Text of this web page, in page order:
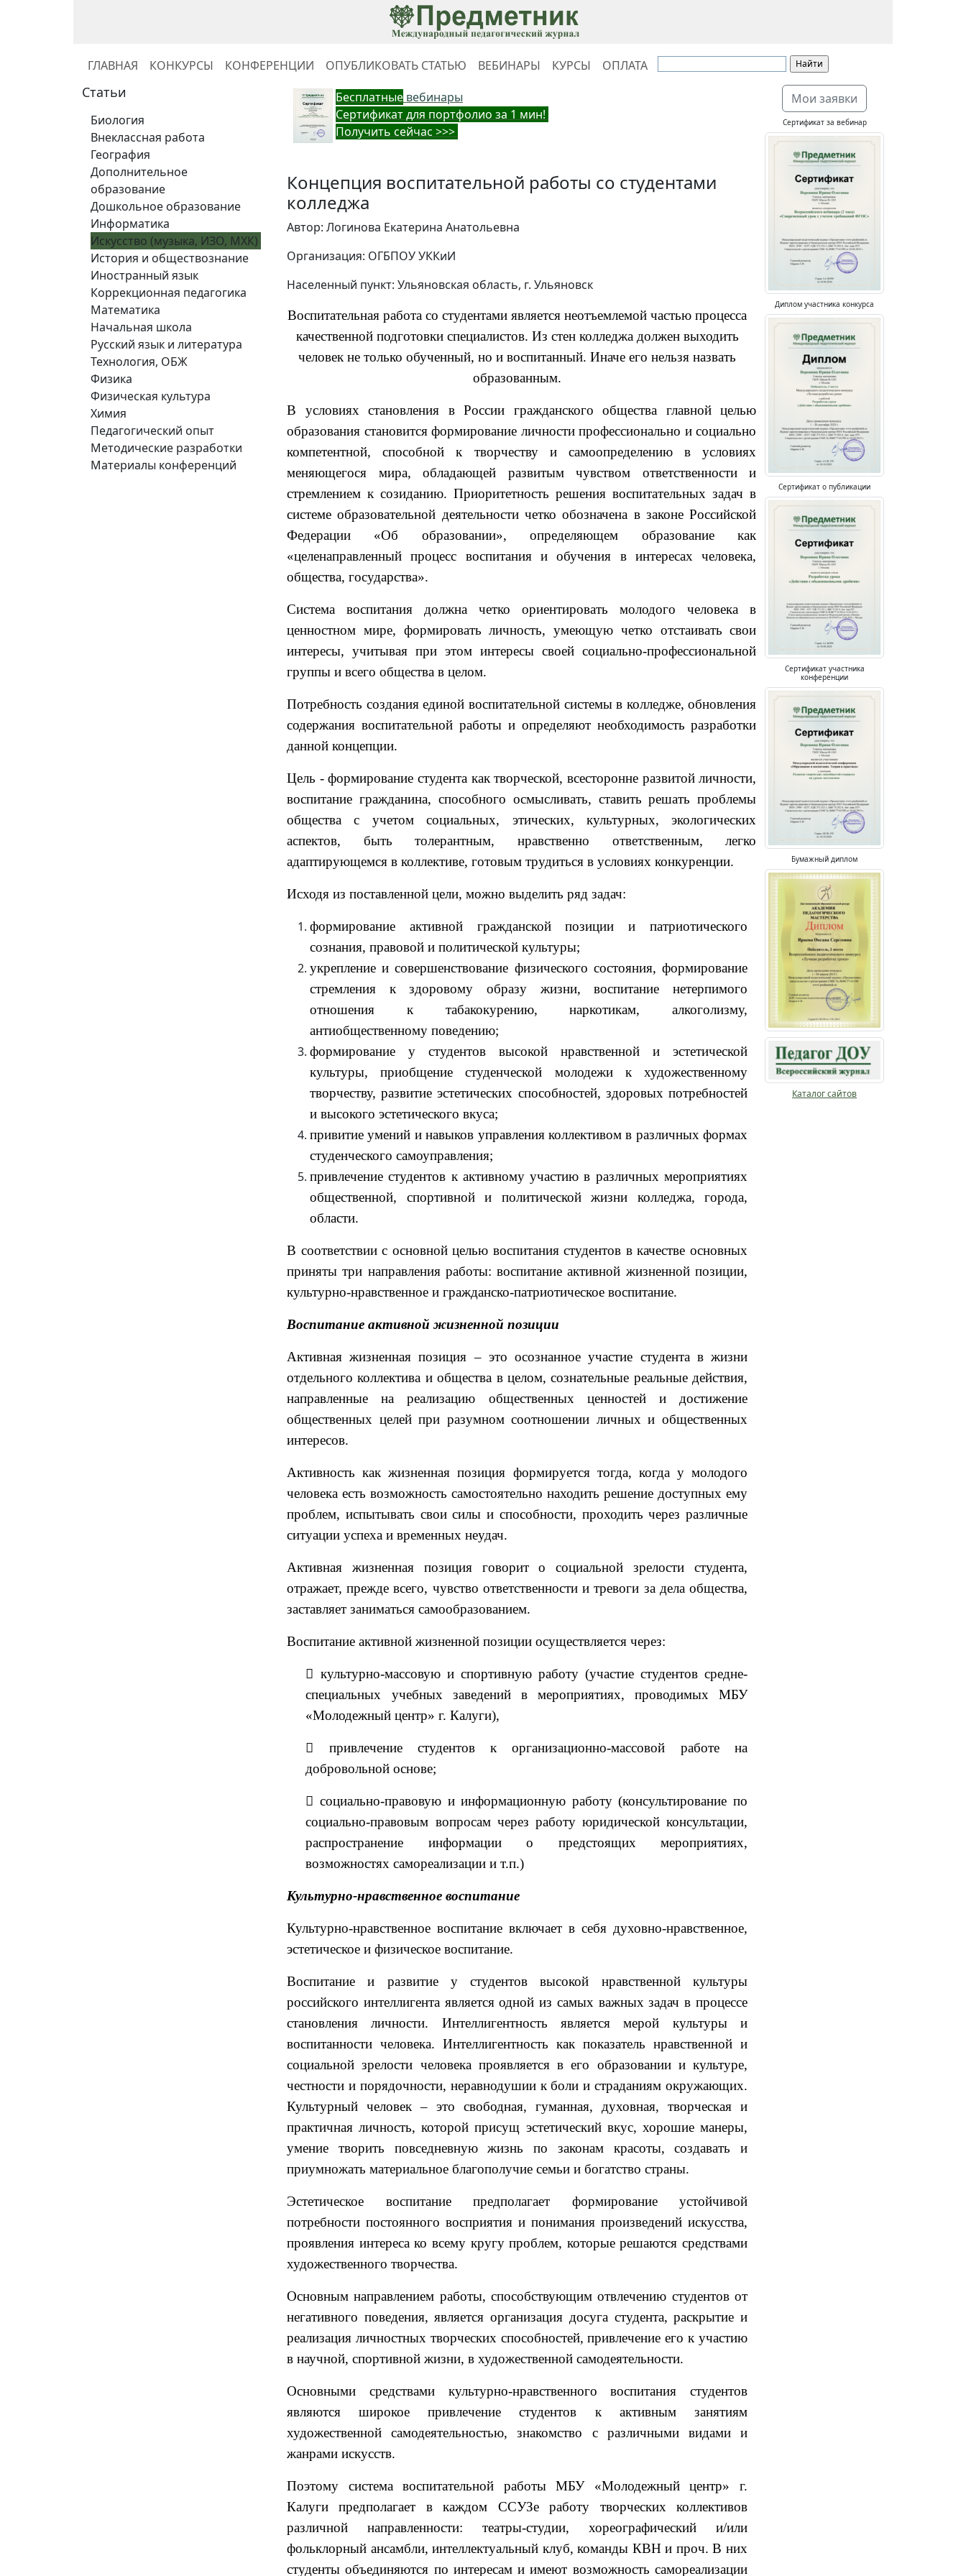
ГЛАВНАЯ КОНКУРСЫ КОНФЕРЕНЦИИ ОПУБЛИКОВАТЬ СТАТЬЮ ВЕБИНАРЫ КУРСЫ ОПЛАТА
Статьи
Биология
Внеклассная работа
География
Дополнительное
образование
Дошкольное образование
Информатика
Искусство (музыка, ИЗО, МХК)
История и обществознание
Иностранный язык
Коррекционная педагогика
Математика
Начальная школа
Русский язык и литература
Технология, ОБЖ
Физика
Физическая культура
Химия
Педагогический опыт
Методические разработки
Материалы конференций
Бесплатные вебинары
Cертификат для портфолио за 1 мин!
Получить сейчас >>>
Концепция воспитательной работы со студентами
колледжа
Автор: Логинова Екатерина Анатольевна
Организация: ОГБПОУ УККиИ
Населенный пункт: Ульяновская область, г. Ульяновск
Воспитательная работа со студентами является неотъемлемой частью процесса
качественной подготовки специалистов. Из стен колледжа должен выходить
человек не только обученный, но и воспитанный. Иначе его нельзя назвать
образованным.
В условиях становления в России гражданского общества главной целью
образования становится формирование личности профессионально и социально
компетентной, способной к творчеству и самоопределению в условиях
меняющегося мира, обладающей развитым чувством ответственности и
стремлением к созиданию. Приоритетность решения воспитательных задач в
системе образовательной деятельности четко обозначена в законе Российской
Федерации «Об образовании», определяющем образование как
«целенаправленный процесс воспитания и обучения в интересах человека,
общества, государства».
Система воспитания должна четко ориентировать молодого человека в
ценностном мире, формировать личность, умеющую четко отстаивать свои
интересы, учитывая при этом интересы своей социально-профессиональной
группы и всего общества в целом.
Потребность создания единой воспитательной системы в колледже, обновления
содержания воспитательной работы и определяют необходимость разработки
данной концепции.
Цель - формирование студента как творческой, всесторонне развитой личности,
воспитание гражданина, способного осмысливать, ставить решать проблемы
общества с учетом социальных, этических, культурных, экологических
аспектов, быть толерантным, нравственно ответственным, легко
адаптирующемся в коллективе, готовым трудиться в условиях конкуренции.
Исходя из поставленной цели, можно выделить ряд задач:
формирование активной гражданской позиции и патриотического
сознания, правовой и политической культуры;
укрепление и совершенствование физического состояния, формирование
стремления к здоровому образу жизни, воспитание нетерпимого
отношения к табакокурению, наркотикам, алкоголизму,
антиобщественному поведению;
формирование у студентов высокой нравственной и эстетической
культуры, приобщение студенческой молодежи к художественному
творчеству, развитие эстетических способностей, здоровых потребностей
и высокого эстетического вкуса;
привитие умений и навыков управления коллективом в различных формах
студенческого самоуправления;
привлечение студентов к активному участию в различных мероприятиях
общественной, спортивной и политической жизни колледжа, города,
области.
В соответствии с основной целью воспитания студентов в качестве основных
приняты три направления работы: воспитание активной жизненной позиции,
культурно-нравственное и гражданско-патриотическое воспитание.
Воспитание активной жизненной позиции
Активная жизненная позиция – это осознанное участие студента в жизни
отдельного коллектива и общества в целом, сознательные реальные действия,
направленные на реализацию общественных ценностей и достижение
общественных целей при разумном соотношении личных и общественных
интересов.
Активность как жизненная позиция формируется тогда, когда у молодого
человека есть возможность самостоятельно находить решение доступных ему
проблем, испытывать свои силы и способности, проходить через различные
ситуации успеха и временных неудач.
Активная жизненная позиция говорит о социальной зрелости студента,
отражает, прежде всего, чувство ответственности и тревоги за дела общества,
заставляет заниматься самообразованием.
Воспитание активной жизненной позиции осуществляется через:
 культурно-массовую и спортивную работу (участие студентов средне-
специальных учебных заведений в мероприятиях, проводимых МБУ
«Молодежный центр» г. Калуги),
 привлечение студентов к организационно-массовой работе на
добровольной основе;
 социально-правовую и информационную работу (консультирование по
социально-правовым вопросам через работу юридической консультации,
распространение информации о предстоящих мероприятиях,
возможностях самореализации и т.п.)
Культурно-нравственное воспитание
Культурно-нравственное воспитание включает в себя духовно-нравственное,
эстетическое и физическое воспитание.
Воспитание и развитие у студентов высокой нравственной культуры
российского интеллигента является одной из самых важных задач в процессе
становления личности. Интеллигентность является мерой культуры и
воспитанности человека. Интеллигентность как показатель нравственной и
социальной зрелости человека проявляется в его образовании и культуре,
честности и порядочности, неравнодушии к боли и страданиям окружающих.
Культурный человек – это свободная, гуманная, духовная, творческая и
практичная личность, которой присущ эстетический вкус, хорошие манеры,
умение творить повседневную жизнь по законам красоты, создавать и
приумножать материальное благополучие семьи и богатство страны.
Эстетическое воспитание предполагает формирование устойчивой
потребности постоянного восприятия и понимания произведений искусства,
проявления интереса ко всему кругу проблем, которые решаются средствами
художественного творчества.
Основным направлением работы, способствующим отвлечению студентов от
негативного поведения, является организация досуга студента, раскрытие и
реализация личностных творческих способностей, привлечение его к участию
в научной, спортивной жизни, в художественной самодеятельности.
Основными средствами культурно-нравственного воспитания студентов
являются широкое привлечение студентов к активным занятиям
художественной самодеятельностью, знакомство с различными видами и
жанрами искусств.
Поэтому система воспитательной работы МБУ «Молодежный центр» г.
Калуги предполагает в каждом ССУЗе работу творческих коллективов
различной направленности: театры-студии, хореографический и/или
фольклорный ансамбли, интеллектуальный клуб, команды КВН и проч. В них
студенты объединяются по интересам и имеют возможность самореализации
Мои заявки
Сертификат за вебинар
Диплом участника конкурса
Сертификат о публикации
Сертификат участника
конференции
Бумажный диплом
Каталог сайтов